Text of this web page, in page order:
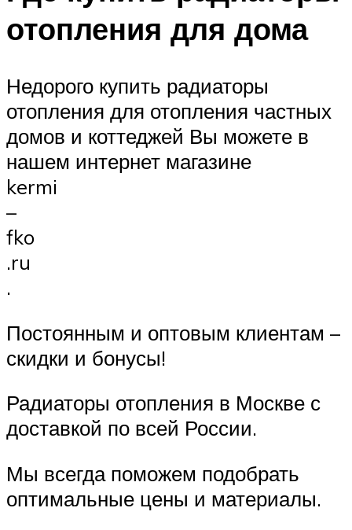
отопления для дома
Недорого купить радиаторы
отопления для отопления частных
домов и коттеджей Вы можете в
нашем интернет магазине
kermi
–
fko
.ru
.
Постоянным и оптовым клиентам –
скидки и бонусы!
Радиаторы отопления в Москве с
доставкой по всей России.
Мы всегда поможем подобрать
оптимальные цены и материалы.